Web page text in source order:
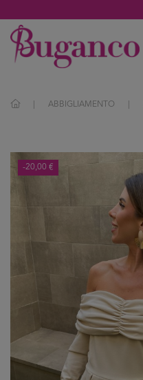
ABBIGLIAMENTO
-20,00 €